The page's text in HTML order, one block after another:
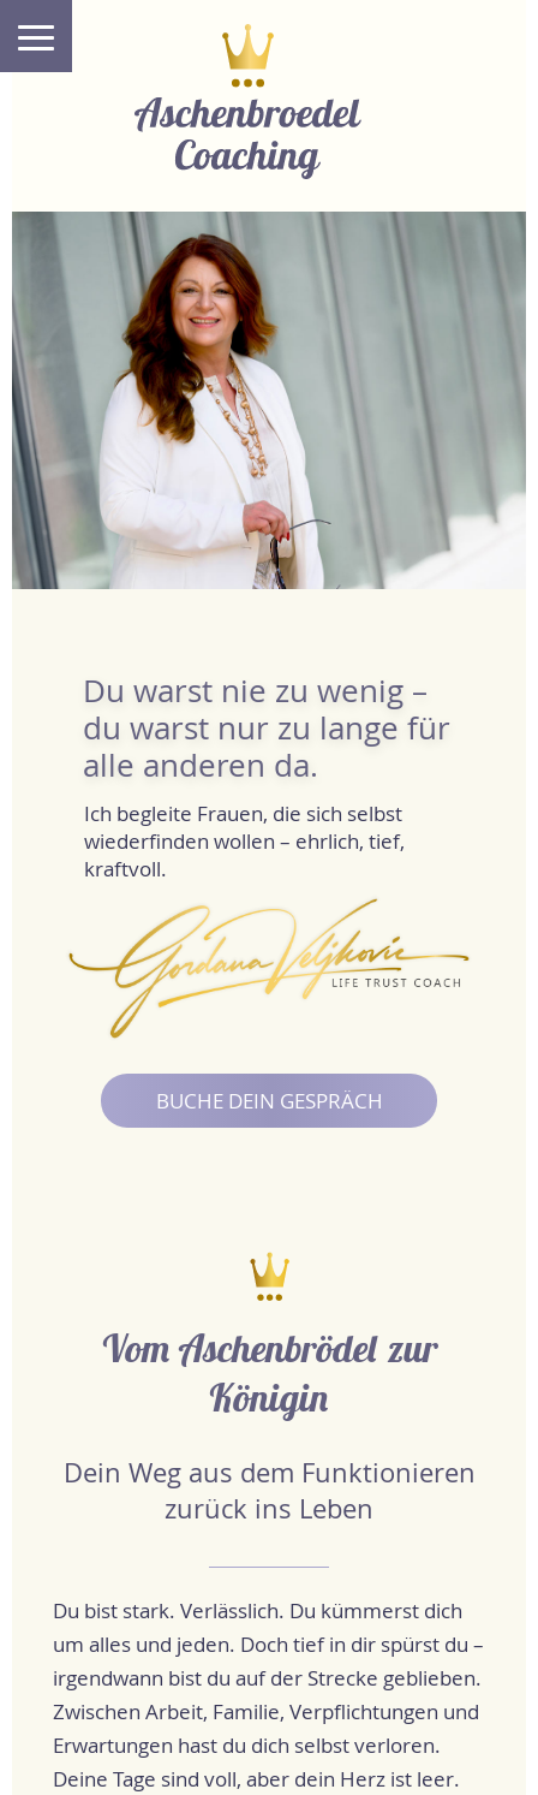
Du warst nie zu wenig –
du warst nur zu lange für
alle anderen da.
Ich begleite Frauen, die sich selbst
wiederfinden wollen – ehrlich, tief,
kraftvoll.
BUCHE DEIN GESPRÄCH
Vom Aschenbrödel zur
Königin
Dein Weg aus dem Funktionieren
zurück ins Leben
Du bist stark. Verlässlich. Du kümmerst dich
um alles und jeden. Doch tief in dir spürst du –
irgendwann bist du auf der Strecke geblieben.
Zwischen Arbeit, Familie, Verpflichtungen und
Erwartungen hast du dich selbst verloren.
Deine Tage sind voll, aber dein Herz ist leer.